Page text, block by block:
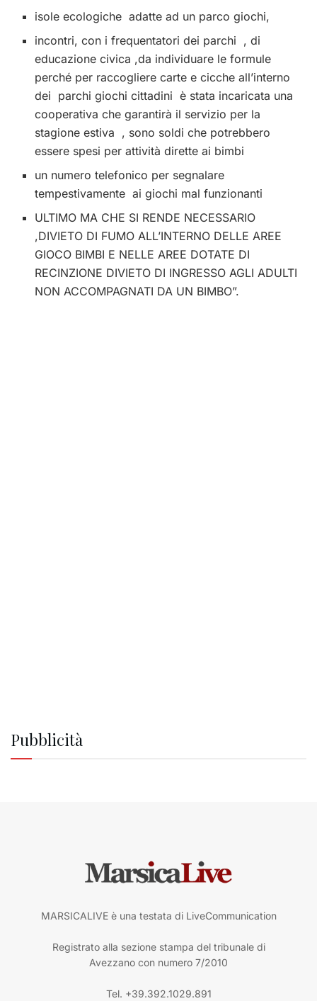
isole ecologiche adatte ad un parco giochi,
incontri, con i frequentatori dei parchi , di
educazione civica ,da individuare le formule
perché per raccogliere carte e cicche all’interno
dei parchi giochi cittadini è stata incaricata una
cooperativa che garantirà il servizio per la
stagione estiva , sono soldi che potrebbero
essere spesi per attività dirette ai bimbi
un numero telefonico per segnalare
tempestivamente ai giochi mal funzionanti
ULTIMO MA CHE SI RENDE NECESSARIO
,DIVIETO DI FUMO ALL’INTERNO DELLE AREE
GIOCO BIMBI E NELLE AREE DOTATE DI
RECINZIONE DIVIETO DI INGRESSO AGLI ADULTI
NON ACCOMPAGNATI DA UN BIMBO”.
Pubblicità
MARSICALIVE è una testata di LiveCommunication
Registrato alla sezione stampa del tribunale di
Avezzano con numero 7/2010
Tel. +39.392.1029.891